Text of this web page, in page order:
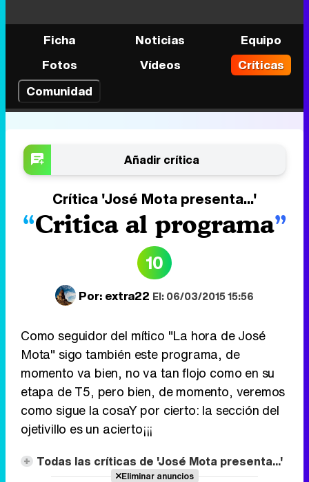
Ficha Noticias
Equipo
Fotos
Vídeos
Críticas
Comunidad
Añadir crítica
Crítica 'José Mota presenta...'
Critica al programa
10
Por: extra22 El: 06/03/2015 15:56
Como seguidor del mítico "La hora de José
Mota" sigo también este programa, de
momento va bien, no va tan flojo como en su
etapa de T5, pero bien, de momento, veremos
como sigue la cosaY por cierto: la sección del
ojetivillo es un acierto¡¡¡
Todas las críticas de 'José Mota presenta...'
Eliminar anuncios